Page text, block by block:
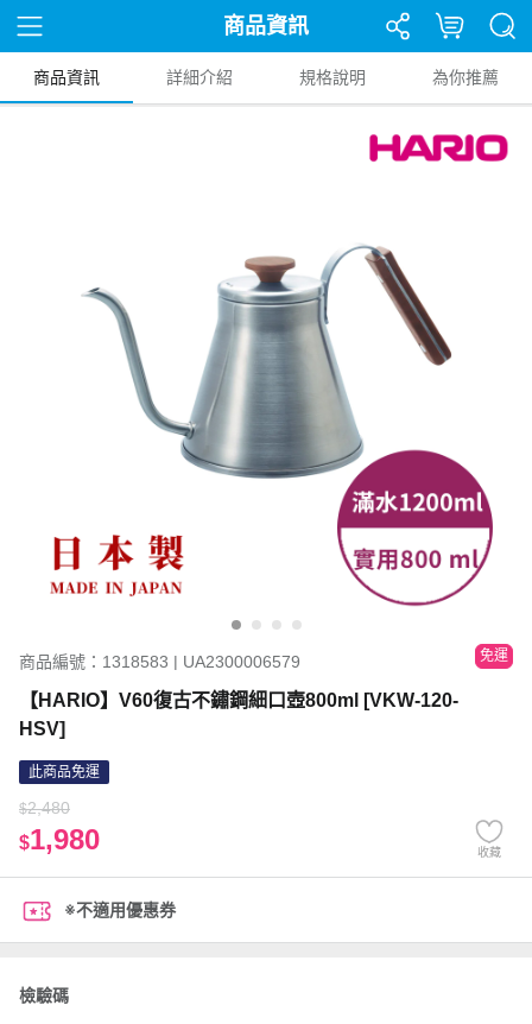
商品資訊
商品資訊 詳細介紹 規格說明 為你推薦
商品編號：1318583 | UA2300006579 免運
【HARIO】V60復古不鏽鋼細口壺800ml [VKW-120-
HSV]
此商品免運
$2,480
$1,980 收藏
※不適用優惠券
檢驗碼